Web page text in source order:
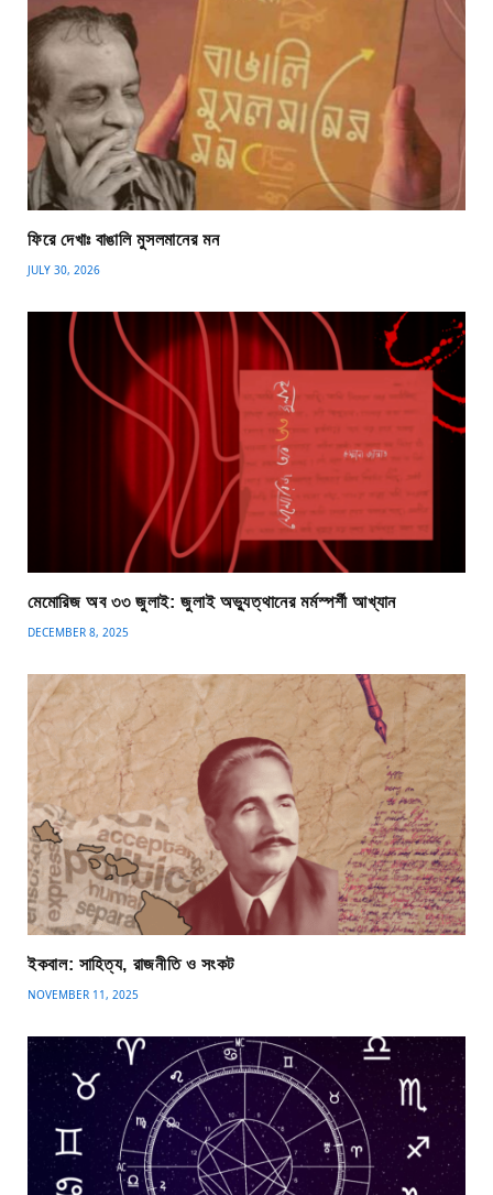
ফিরে দেখাঃ বাঙালি মুসলমানের মন
JULY 30, 2026
মেমোরিজ অব ৩৩ জুলাই: জুলাই অভ্যুত্থানের মর্মস্পর্শী আখ্যান
DECEMBER 8, 2025
ইকবাল: সাহিত্য, রাজনীতি ও সংকট
NOVEMBER 11, 2025